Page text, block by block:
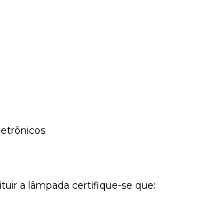
a lâmpada certifique-se que: